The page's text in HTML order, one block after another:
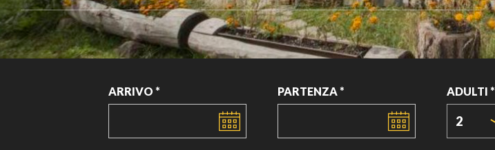
ARRIVO * PARTENZA * ADULTI *
2